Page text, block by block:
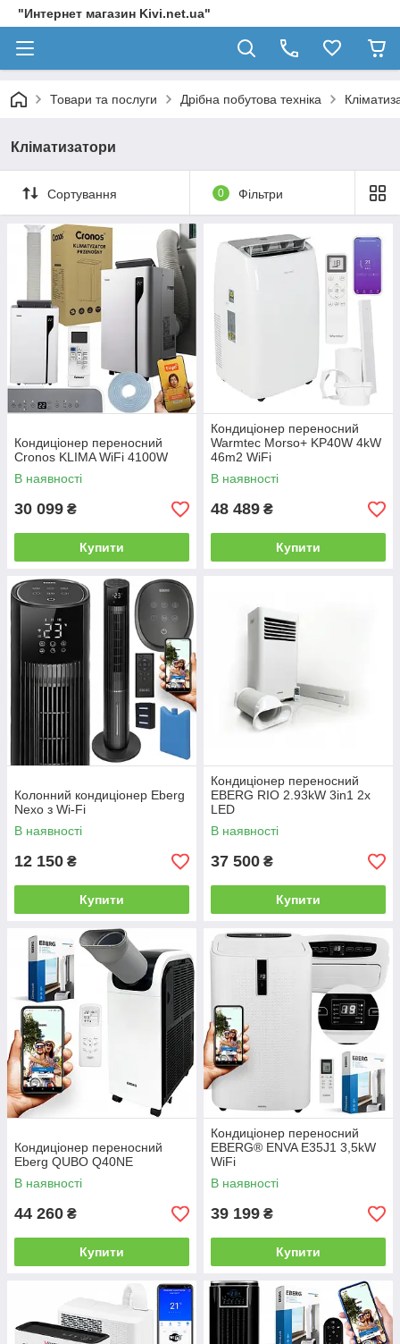
"Интернет магазин Kivi.net.ua"
Товари та послуги Дрібна побутова техніка
Кліматизатори
Сортування 0 Фільтри
Кондиціонер переносний
Cronos KLIMA WiFi 4100W
В наявності
30 099 ₴
Купити
Кондиціонер переносний
Warmtec Morso+ KP40W 4kW
46m2 WiFi
В наявності
48 489 ₴
Купити
Колонний кондиціонер Eberg
Nexo з Wi-Fi
В наявності
12 150 ₴
Купити
Кондиціонер переносний
EBERG RIO 2.93kW 3in1 2x
LED
В наявності
37 500 ₴
Купити
Кондиціонер переносний
Eberg QUBO Q40NE
В наявності
44 260 ₴
Купити
Кондиціонер переносний
EBERG® ENVA E35J1 3,5kW
WiFi
В наявності
39 199 ₴
Купити